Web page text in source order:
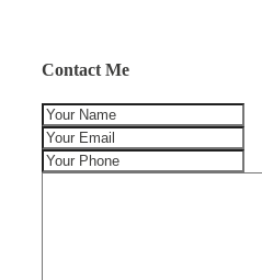
Contact Me